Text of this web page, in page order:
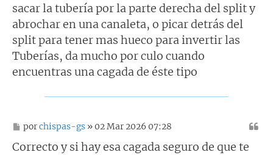
sacar la tubería por la parte derecha del split y
abrochar en una canaleta, o picar detrás del
split para tener mas hueco para invertir las
Tuberías, da mucho por culo cuando
encuentras una cagada de éste tipo
M
n
porchispas-gs » 02 Mar 2026 07:28
Correcto y si hay esa cagada seguro de que te